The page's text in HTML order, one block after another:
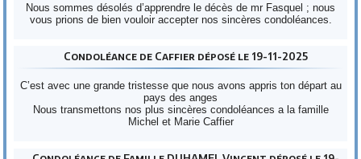
Nous sommes désolés d’apprendre le décès de mr Fasquel ; nous
vous prions de bien vouloir accepter nos sincères condoléances.
Condoléance de Caffier déposé le 19-11-2025
C’est avec une grande tristesse que nous avons appris ton départ au
pays des anges
Nous transmettons nos plus sincères condoléances a la famille
Michel et Marie Caffier